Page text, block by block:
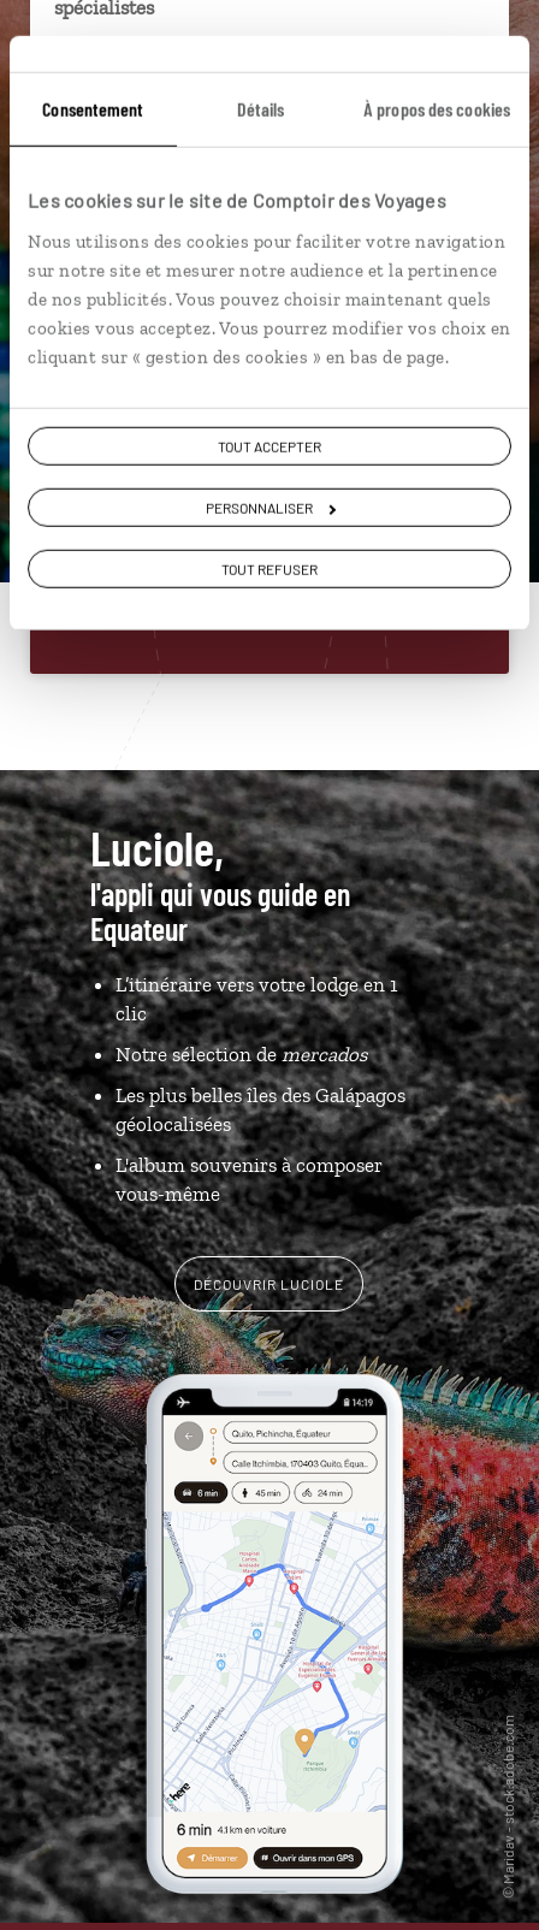
Consentement Détails À propos des cookies
Les cookies sur le site de Comptoir des Voyages
Nous utilisons des cookies pour faciliter votre navigation
sur notre site et mesurer notre audience et la pertinence
de nos publicités. Vous pouvez choisir maintenant quels
cookies vous acceptez. Vous pourrez modifier vos choix en
cliquant sur « gestion des cookies » en bas de page.
TOUT ACCEPTER
PERSONNALISER
TOUT REFUSER
spécialistes
téléphone.
Vous gardez le même interlocuteur avant,
pendant et après votre voyage.
ou
Equateur
01 86 95 65 16
Luciole,
l'appli qui vous guide en
Equateur
L’itinéraire vers votre lodge en 1
clic
Notre sélection demercados
Les plus belles îles des Galápagos
géolocalisées
L'album souvenirs à composer
vous-même
DÉCOUVRIR LUCIOLE